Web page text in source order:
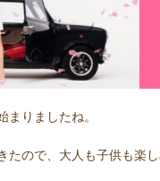
まりましたね。
たので、大人も子供も楽